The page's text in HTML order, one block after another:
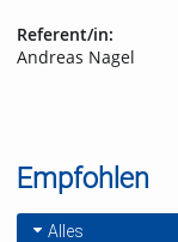
Referent/in:
Andreas Nagel
Empfohlen
Alles